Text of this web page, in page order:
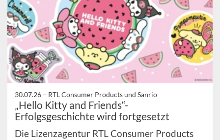
30.07.26 – RTL Consumer Products und Sanrio
„Hello Kitty and Friends“-
Erfolgsgeschichte wird fortgesetzt
Die Lizenzagentur RTL Consumer Products